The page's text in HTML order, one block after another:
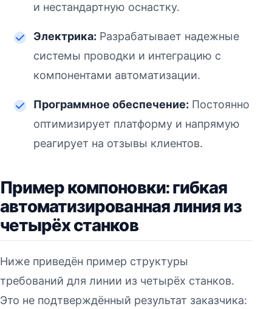
и нестандартную оснастку.
Электрика: Разрабатывает надежные
системы проводки и интеграцию с
компонентами автоматизации.
Программное обеспечение: Постоянно
оптимизирует платформу и напрямую
реагирует на отзывы клиентов.
Пример компоновки: гибкая
автоматизированная линия из
четырёх станков
Ниже приведён пример структуры
требований для линии из четырёх станков.
Это не подтверждённый результат заказчика: